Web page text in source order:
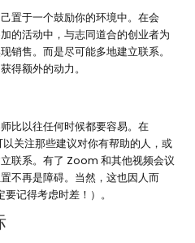
置于一个鼓励你的环境中。在会
的活动中，与志同道合的创业者为
销售。而是尽可能多地建立联系。
得额外的动力。
比以往任何时候都要容易。在
关注那些建议对你有帮助的人，或
联系。有了 Zoom 和其他视频会议
不再是障碍。当然，这也因人而
记得考虑时差！）。